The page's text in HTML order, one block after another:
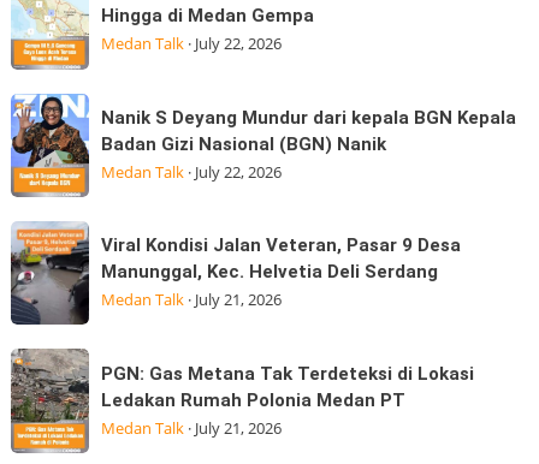
Banjir
Kepedulian
Utara
Laksanakan
Kepemimpinan
Strategis
di
M
5,6
Guncang
Gayo
Lues
Aceh
Terasa
di
Medan
Gempa
Hingga di Medan Gempa
Medan Talk· July 22, 2026
Nanik
S
Deyang
Mundur
dari
kepala
BGN
Kepala
Gizi
Nasional
(BGN) Nanik
Nanik S Deyang Mundur dari kepala BGN Kepala
Badan Gizi Nasional (BGN) Nanik
Medan Talk· July 22, 2026
Viral
Kondisi
Jalan
Veteran,
Pasar
9
Desa
Manunggal,
Viral Kondisi Jalan Veteran, Pasar 9 Desa
Manunggal, Kec. Helvetia Deli Serdang
Medan Talk· July 21, 2026
PGN:
Gas
Metana
Tak
PGN: Gas Metana Tak Terdeteksi di Lokasi
Ledakan Rumah Polonia Medan PT
Medan Talk· July 21, 2026